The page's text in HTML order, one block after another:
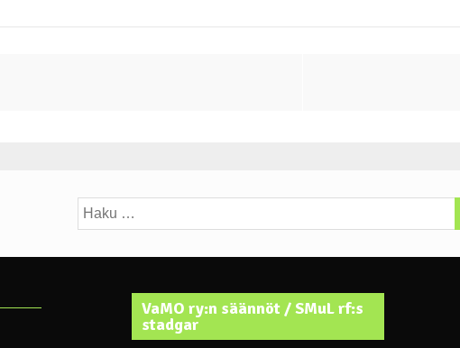
Haku:
VaMO ry:n säännöt / SMuL rf:s
stadgar